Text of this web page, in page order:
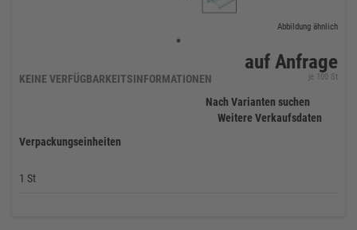
Abbildung ähnlich
auf Anfrage
KEINE VERFÜGBARKEITSINFORMATIONEN je 100 St
Nach Varianten suchen
Weitere Verkaufsdaten
Verpackungseinheiten
1 St